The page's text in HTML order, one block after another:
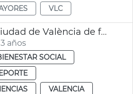
VLC
Primer trofeo Ciudad de València de fútbol en silla
años
SOCIAL
VALENCIA